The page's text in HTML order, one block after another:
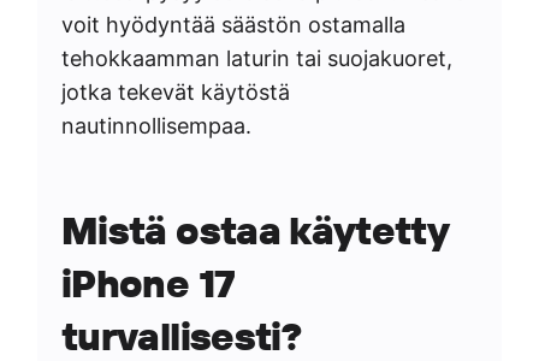
voit hyödyntää säästön ostamalla
tehokkaamman laturin tai suojakuoret,
jotka tekevät käytöstä
nautinnollisempaa.
Mistä ostaa käytetty
iPhone 17
turvallisesti?